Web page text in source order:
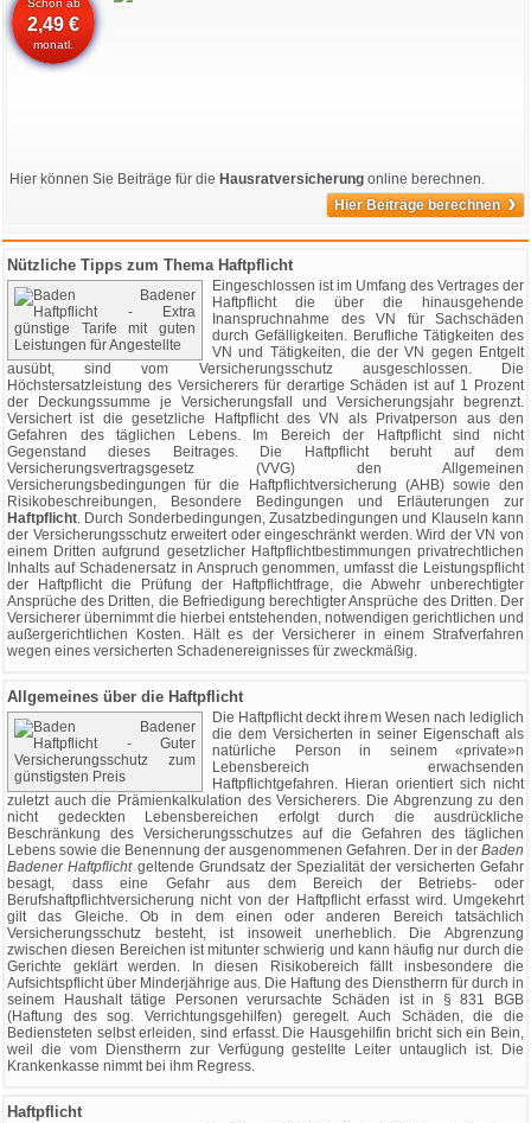
Schon ab
2,49 €
monatl.
Hier können Sie Beiträge für die Hausratversicherung online berechnen.
Hier Beiträge berechnen ›
Nützliche Tipps zum Thema Haftpflicht
Eingeschlossen ist im Umfang des Vertrages der
Haftpflicht die über die hinausgehende
Inanspruchnahme des VN für Sachschäden
durch Gefälligkeiten. Berufliche Tätigkeiten des
VN und Tätigkeiten, die der VN gegen Entgelt
ausübt, sind vom Versicherungsschutz ausgeschlossen. Die
Höchstersatzleistung des Versicherers für derartige Schäden ist auf 1 Prozent
der Deckungssumme je Versicherungsfall und Versicherungsjahr begrenzt.
Versichert ist die gesetzliche Haftpflicht des VN als Privatperson aus den
Gefahren des täglichen Lebens. Im Bereich der Haftpflicht sind nicht
Gegenstand dieses Beitrages. Die Haftpflicht beruht auf dem
Versicherungsvertragsgesetz (VVG) den Allgemeinen
Versicherungsbedingungen für die Haftpflichtversicherung (AHB) sowie den
Risikobeschreibungen, Besondere Bedingungen und Erläuterungen zur
Haftpflicht. Durch Sonderbedingungen, Zusatzbedingungen und Klauseln kann
der Versicherungsschutz erweitert oder eingeschränkt werden. Wird der VN von
einem Dritten aufgrund gesetzlicher Haftpflichtbestimmungen privatrechtlichen
Inhalts auf Schadenersatz in Anspruch genommen, umfasst die Leistungspflicht
der Haftpflicht die Prüfung der Haftpflichtfrage, die Abwehr unberechtigter
Ansprüche des Dritten, die Befriedigung berechtigter Ansprüche des Dritten. Der
Versicherer übernimmt die hierbei entstehenden, notwendigen gerichtlichen und
außergerichtlichen Kosten. Hält es der Versicherer in einem Strafverfahren
wegen eines versicherten Schadenereignisses für zweckmäßig.
Allgemeines über die Haftpflicht
Die Haftpflicht deckt ihrem Wesen nach lediglich
die dem Versicherten in seiner Eigenschaft als
natürliche Person in seinem «private»n
Lebensbereich erwachsenden
Haftpflichtgefahren. Hieran orientiert sich nicht
zuletzt auch die Prämienkalkulation des Versicherers. Die Abgrenzung zu den
nicht gedeckten Lebensbereichen erfolgt durch die ausdrückliche
Beschränkung des Versicherungsschutzes auf die Gefahren des täglichen
Lebens sowie die Benennung der ausgenommenen Gefahren. Der in der Baden
Badener Haftpflicht geltende Grundsatz der Spezialität der versicherten Gefahr
besagt, dass eine Gefahr aus dem Bereich der Betriebs- oder
Berufshaftpflichtversicherung nicht von der Haftpflicht erfasst wird. Umgekehrt
gilt das Gleiche. Ob in dem einen oder anderen Bereich tatsächlich
Versicherungsschutz besteht, ist insoweit unerheblich. Die Abgrenzung
zwischen diesen Bereichen ist mitunter schwierig und kann häufig nur durch die
Gerichte geklärt werden. In diesen Risikobereich fällt insbesondere die
Aufsichtspflicht über Minderjährige aus. Die Haftung des Dienstherrn für durch in
seinem Haushalt tätige Personen verursachte Schäden ist in § 831 BGB
(Haftung des sog. Verrichtungsgehilfen) geregelt. Auch Schäden, die die
Bediensteten selbst erleiden, sind erfasst. Die Hausgehilfin bricht sich ein Bein,
weil die vom Dienstherrn zur Verfügung gestellte Leiter untauglich ist. Die
Krankenkasse nimmt bei ihm Regress.
Haftpflicht